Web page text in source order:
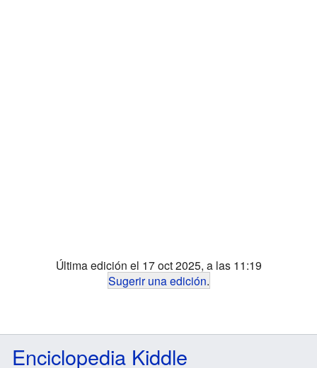
Última edición el 17 oct 2025, a las 11:19
Sugerir una edición.
Enciclopedia Kiddle